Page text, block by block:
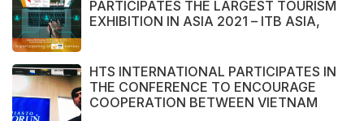
PARTICIPATES THE LARGEST TOURISM
EXHIBITION IN ASIA 2021 – ITB ASIA,
HTS INTERNATIONAL PARTICIPATES IN
THE CONFERENCE TO ENCOURAGE
COOPERATION BETWEEN VIETNAM